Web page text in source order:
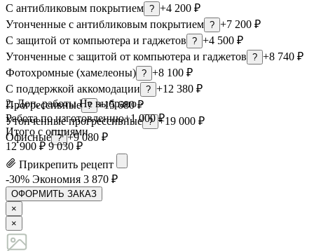
С антибликовым покрытием ? +4 200 ₽
Утонченные с антибликовым покрытием ? +7 200 ₽
С защитой от компьютера и гаджетов ? +4 500 ₽
Утонченные с защитой от компьютера и гаджетов ? +8 740 ₽
Фотохромные (хамелеоны) ? +8 100 ₽
С поддержкой аккомодации ? +12 380 ₽
Прогрессивные ? +15 680 ₽
Утонченные прогрессивные ? +19 000 ₽
Офисные ? +9 080 ₽
2. Доп. работы Не выбрано ›
Работа по изготовлению+1 000 ₽
Итого с опциями
12 900 ₽ 9 030 ₽
Прикрепить рецепт
-30% Экономия 3 870 ₽
ОФОРМИТЬ ЗАКАЗ
×
×